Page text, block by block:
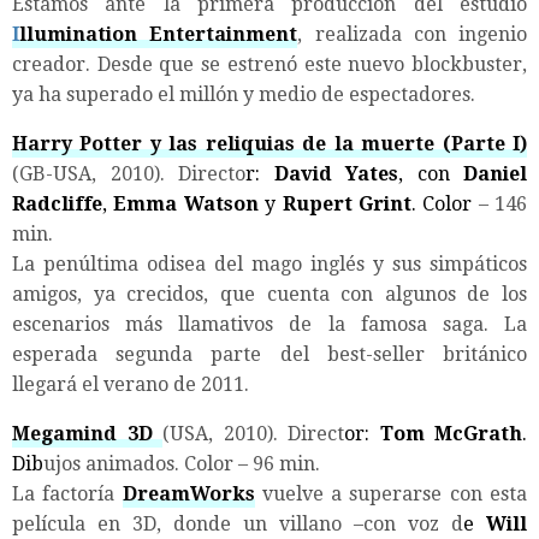
Illumination Entertainment, realizada con ingenio
creador. Desde que se estrenó este nuevo blockbuster,
ya ha superado el millón y medio de espectadores.
Harry Potter y las reliquias de la muerte (Parte I)
(GB-USA, 2010). Director: David Yates, con Daniel
Radcliffe,Emma Watsony Rupert Grint. Color – 146
min.
La penúltima odisea del mago inglés y sus simpáticos
amigos, ya crecidos, que cuenta con algunos de los
escenarios más llamativos de la famosa saga. La
esperada segunda parte del best-seller británico
llegará el verano de 2011.
Megamind 3D (USA, 2010). Director: Tom McGrath.
Dibujos animados. Color – 96 min.
La factoría DreamWorksvuelve a superarse con esta
película en 3D, donde un villano –con voz de Will